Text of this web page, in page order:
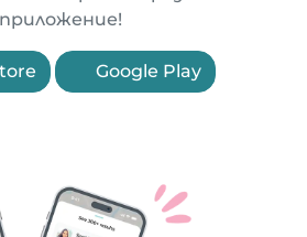
приложение!
Google Play